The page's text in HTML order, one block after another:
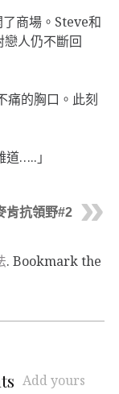
商場。Steve和
人仍不斷回
痛的胸口。此刻
…..」
肯抗領野#2
. Bookmark the
Add yours